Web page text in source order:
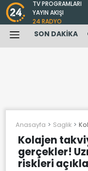
TV PROGRAMLARI
YAYIN AKIŞI
24 RADYO
SON DAKİKA
Anasayfa Saglik
Kolajen
gerçekler!
riskleri